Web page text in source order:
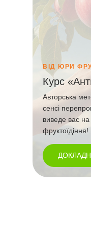
ВІД ЮРИ
Курс
Авторська
сенсі
виведе вас на
фруктоїдіння!